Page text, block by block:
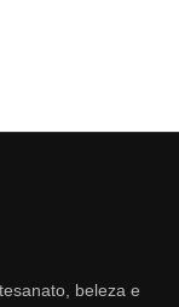
beleza e